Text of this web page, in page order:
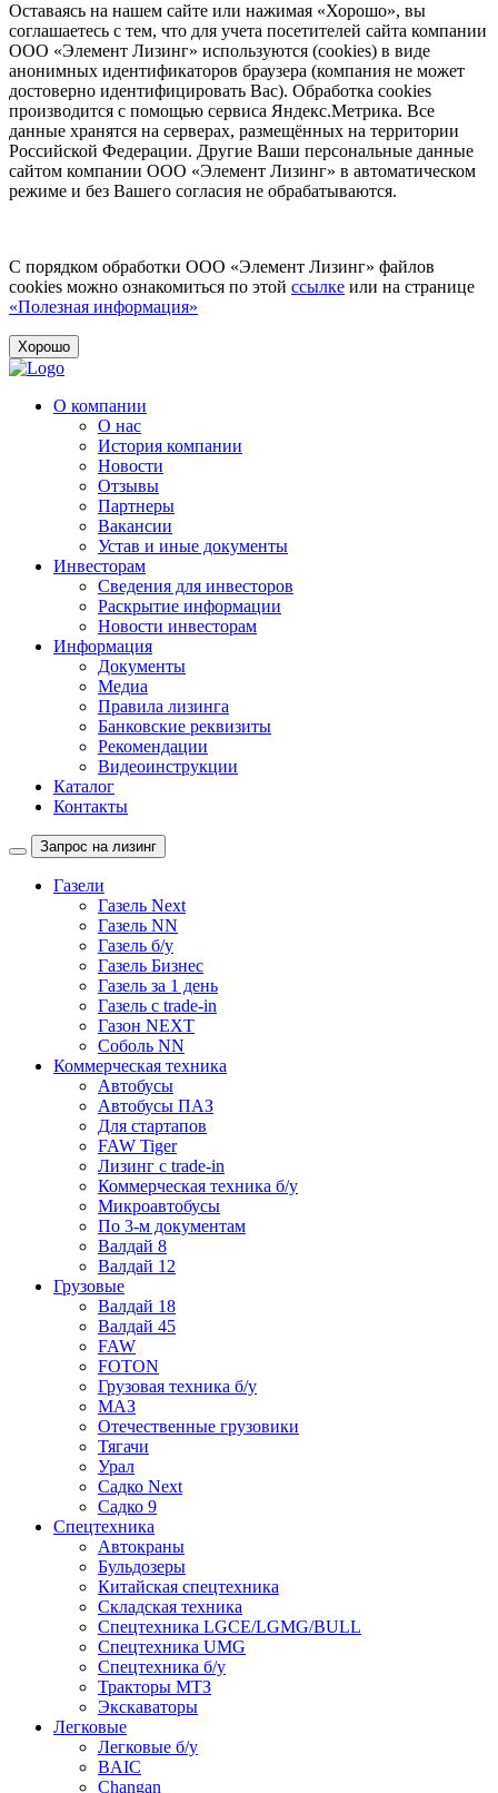
Оставаясь на нашем сайте или нажимая «Хорошо», вы
соглашаетесь с тем, что для учета посетителей сайта компании
ООО «Элемент Лизинг» используются (cookies) в виде
анонимных идентификаторов браузера (компания не может
достоверно идентифицировать Вас). Обработка cookies
производится с помощью сервиса Яндекс.Метрика. Все
данные хранятся на серверах, размещённых на территории
Российской Федерации. Другие Ваши персональные данные
сайтом компании ООО «Элемент Лизинг» в автоматическом
режиме и без Вашего согласия не обрабатываются.
С порядком обработки ООО «Элемент Лизинг» файлов
cookies можно ознакомиться по этой ссылке или на странице
«Полезная информация»
Хорошо
О компании
О нас
История компании
Новости
Отзывы
Партнеры
Вакансии
Устав и иные документы
Инвесторам
Сведения для инвесторов
Раскрытие информации
Новости инвесторам
Информация
Документы
Медиа
Правила лизинга
Банковские реквизиты
Рекомендации
Видеоинструкции
Каталог
Контакты
Запрос на лизинг
Газели
Газель Next
Газель NN
Газель б/у
Газель Бизнес
Газель за 1 день
Газель с trade-in
Газон NEXT
Соболь NN
Коммерческая техника
Автобусы
Автобусы ПАЗ
Для стартапов
FAW Tiger
Лизинг с trade-in
Коммерческая техника б/у
Микроавтобусы
По 3-м документам
Валдай 8
Валдай 12
Грузовые
Валдай 18
Валдай 45
FAW
FOTON
Грузовая техника б/у
МАЗ
Отечественные грузовики
Тягачи
Урал
Садко Next
Садко 9
Спецтехника
Автокраны
Бульдозеры
Китайская спецтехника
Складская техника
Спецтехника LGCE/LGMG/BULL
Спецтехника UMG
Спецтехника б/у
Тракторы МТЗ
Экскаваторы
Легковые
Легковые б/у
BAIC
Changan